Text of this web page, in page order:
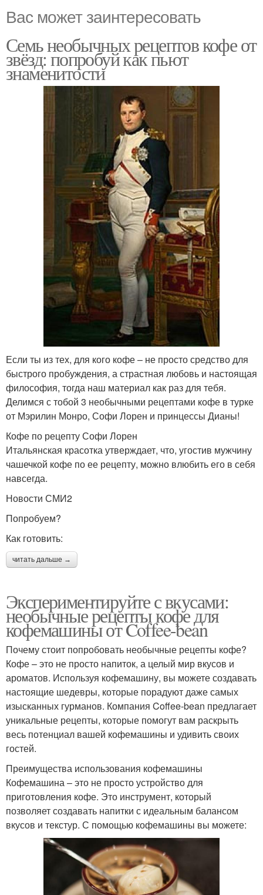
Вас может заинтересовать
Семь необычных рецептов кофе от
звёзд: попробуй как пьют
знаменитости
Если ты из тех, для кого кофе – не просто средство для
быстрого пробуждения, а страстная любовь и настоящая
философия, тогда наш материал как раз для тебя.
Делимся с тобой 3 необычными рецептами кофе в турке
от Мэрилин Монро, Софи Лорен и принцессы Дианы!
Кофе по рецепту Софи Лорен
Итальянская красотка утверждает, что, угостив мужчину
чашечкой кофе по ее рецепту, можно влюбить его в себя
навсегда.
Новости СМИ2
Попробуем?
Как готовить:
читать дальше →
Экспериментируйте с вкусами:
необычные рецепты кофе для
кофемашины от Coffee-bean
Почему стоит попробовать необычные рецепты кофе?
Кофе – это не просто напиток, а целый мир вкусов и
ароматов. Используя кофемашину, вы можете создавать
настоящие шедевры, которые порадуют даже самых
изысканных гурманов. Компания Coffee-bean предлагает
уникальные рецепты, которые помогут вам раскрыть
весь потенциал вашей кофемашины и удивить своих
гостей.
Преимущества использования кофемашины
Кофемашина – это не просто устройство для
приготовления кофе. Это инструмент, который
позволяет создавать напитки с идеальным балансом
вкусов и текстур. С помощью кофемашины вы можете: